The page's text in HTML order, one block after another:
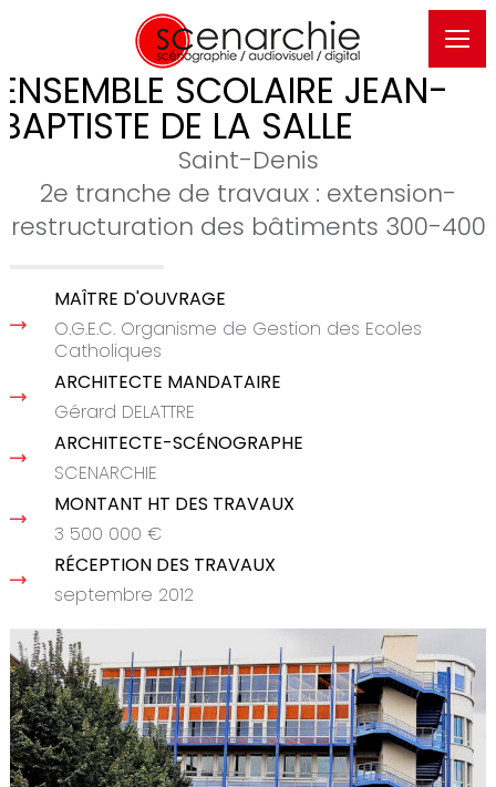
ENSEMBLE SCOLAIRE JEAN-
BAPTISTE DE LA SALLE
Saint-Denis
2e tranche de travaux : extension-
restructuration des bâtiments 300-400
MAÎTRE D'OUVRAGE
O.G.E.C. Organisme de Gestion des Ecoles
Catholiques
ARCHITECTE MANDATAIRE
Gérard DELATTRE
ARCHITECTE-SCÉNOGRAPHE
SCENARCHIE
MONTANT HT DES TRAVAUX
3 500 000 €
RÉCEPTION DES TRAVAUX
septembre 2012